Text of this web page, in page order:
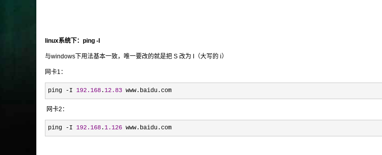
linux系统下：ping -I
与windows下用法基本一致，唯一要改的就是把 S 改为 I（大写的 i）
网卡1：
ping -I 192.168 .12.83 www.baidu.com
网卡2：
ping -I 192.168 .1.126 www.baidu.com